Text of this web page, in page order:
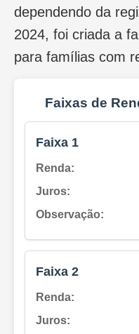
dependendo da
2024, foi criada a
para famílias com
Faixas de
Faixa 1
Renda:
Juros:
Observação:
Faixa 2
Renda:
Juros: